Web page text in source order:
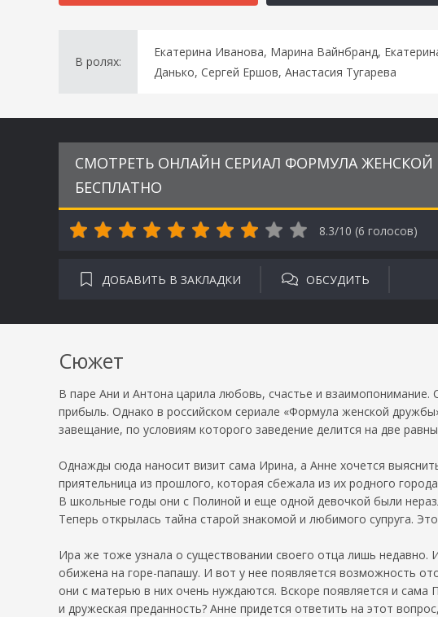
В ролях:
Екатерина Иванова, Марина Вайнбранд,
Данько, Сергей Ершов, Анастасия Тугарева
СМОТРЕТЬ ОНЛАЙН СЕРИАЛ ФОРМУЛА ЖЕНСКОЙ
БЕСПЛАТНО
8.3/10 (6 голосов)
ДОБАВИТЬ В ЗАКЛАДКИ ОБСУДИТЬ
Сюжет
В паре Ани и Антона царила любовь, счастье и взаимопонимание.
прибыль. Однако в российском сериале «Формула женской
завещание, по условиям которого заведение делится на две
Однажды сюда наносит визит сама Ирина, а Анне хочется
приятельница из прошлого, которая сбежала из их родного
В школьные годы они с Полиной и еще одной девочкой были
Теперь открылась тайна старой знакомой и любимого супруга.
Ира же тоже узнала о существовании своего отца лишь недавно.
обижена на горе-папашу. И вот у нее появляется возможность
они с матерью в них очень нуждаются. Вскоре появляется и
и дружеская преданность? Анне придется ответить на этот